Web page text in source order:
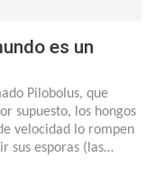
es un
Pilobolus, que
supuesto, los hongos
velocidad lo rompen
sus esporas (las…